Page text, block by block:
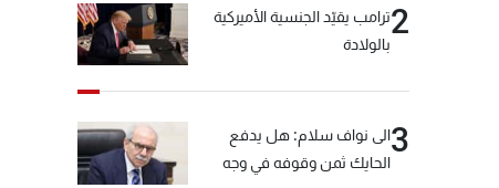
2ترامب يقيّد الجنسية الأميركية
بالولادة
3الى نواف سلام: هل يدفع
الحايك ثمن وقوفه في وجه